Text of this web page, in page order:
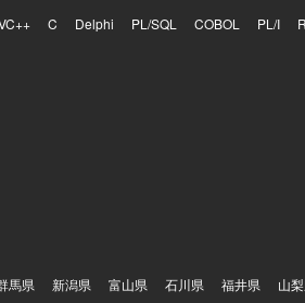
C Delphi PL/SQL COBOL PL/I
馬県 新潟県 富山県 石川県 福井県 山